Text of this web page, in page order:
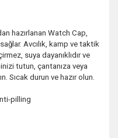
hazırlanan Watch Cap,
Avcılık, kamp ve taktik
suya dayanıklıdır ve
tutun, çantanıza veya
Sıcak durun ve hazır olun.
pilling